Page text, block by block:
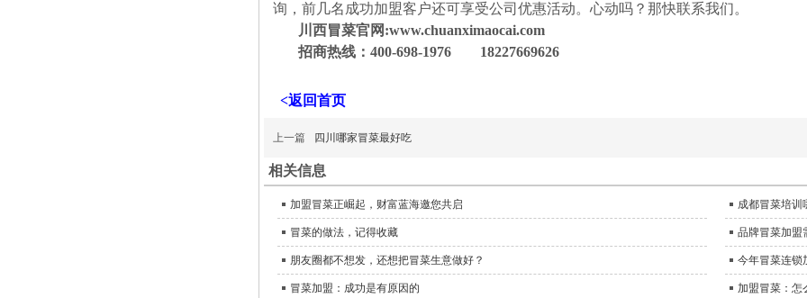
询，前几名成功加盟客户还可享受公司优惠活动。心动吗？那快联系我们。
川西冒菜官网:www.chuanximaocai.com
招商热线：400-698-1976 18227669626
<返回首页
上一篇 四川哪家冒菜最好吃
相关信息
加盟冒菜正崛起，财富蓝海邀您共启 成都冒菜培训
冒菜的做法，记得收藏 品牌冒菜加盟
朋友圈都不想发，还想把冒菜生意做好？ 今年冒菜连锁
冒菜加盟：成功是有原因的 加盟冒菜：怎